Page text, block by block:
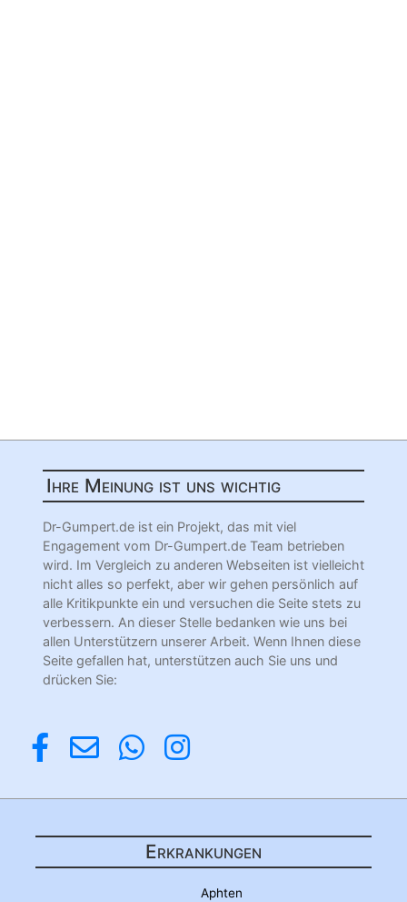
Ihre Meinung ist uns wichtig
Dr-Gumpert.de ist ein Projekt, das mit viel
Engagement vom Dr-Gumpert.de Team betrieben
wird. Im Vergleich zu anderen Webseiten ist vielleicht
nicht alles so perfekt, aber wir gehen persönlich auf
alle Kritikpunkte ein und versuchen die Seite stets zu
verbessern. An dieser Stelle bedanken wie uns bei
allen Unterstützern unserer Arbeit. Wenn Ihnen diese
Seite gefallen hat, unterstützen auch Sie uns und
drücken Sie:
Erkrankungen
Aphten